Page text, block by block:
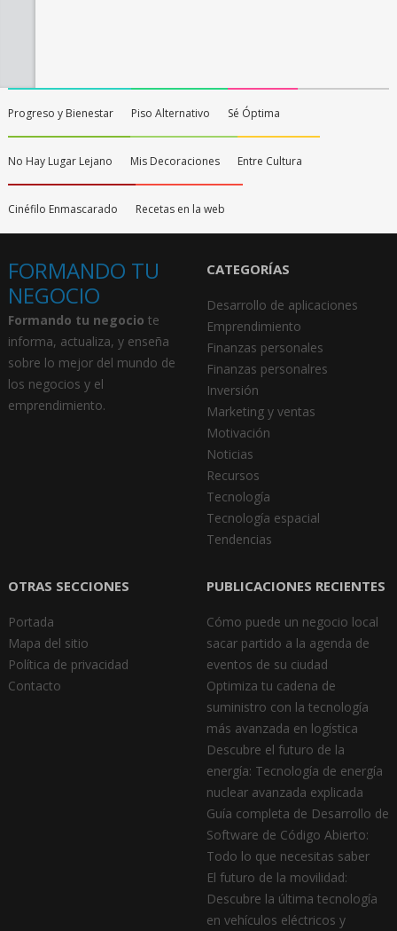
Progreso y Bienestar Piso Alternativo Sé Óptima
No Hay Lugar Lejano Mis Decoraciones Entre Cultura
Cinéfilo Enmascarado Recetas en la web
FORMANDO TU
NEGOCIO
Formando tu negocio te
informa, actualiza, y enseña
sobre lo mejor del mundo de
los negocios y el
emprendimiento.
CATEGORÍAS
Desarrollo de aplicaciones
Emprendimiento
Finanzas personales
Finanzas personalres
Inversión
Marketing y ventas
Motivación
Noticias
Recursos
Tecnología
Tecnología espacial
Tendencias
OTRAS SECCIONES
Portada
Mapa del sitio
Política de privacidad
Contacto
PUBLICACIONES RECIENTES
Cómo puede un negocio local
sacar partido a la agenda de
eventos de su ciudad
Optimiza tu cadena de
suministro con la tecnología
más avanzada en logística
Descubre el futuro de la
energía: Tecnología de energía
nuclear avanzada explicada
Guía completa de Desarrollo de
Software de Código Abierto:
Todo lo que necesitas saber
El futuro de la movilidad:
Descubre la última tecnología
en vehículos eléctricos y